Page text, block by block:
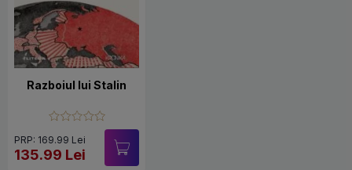
Razboiul lui Stalin
PRP: 169.99 Lei
135.99 Lei